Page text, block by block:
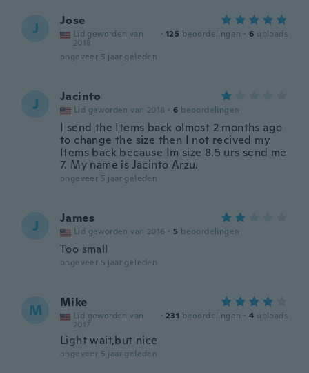
J Jose
Lid geworden van
2018
· 125 beoordelingen · 6 uploads
ongeveer 5 jaar geleden
J Jacinto
Lid geworden van 2018 · 6 beoordelingen
I send the Items back olmost 2 months ago
to change the size then I not recived my
Items back because Im size 8.5 urs send me
7. My name is Jacinto Arzu.
ongeveer 5 jaar geleden
J James
Lid geworden van 2016 · 5 beoordelingen
Too small
ongeveer 5 jaar geleden
M Mike
Lid geworden van
2017
· 231 beoordelingen · 4 uploads
Light wait,but nice
ongeveer 5 jaar geleden